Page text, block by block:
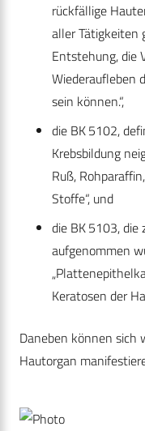
rückfällige
aller Tätigkeiten
Entstehung, die
Wiederaufleben
sein können.“,
die BK 5102,
Krebsbildung
Ruß,
Stoffe“, und
die BK 5103,
aufgenommen
Keratosen der
Daneben können sich
Hautorgan